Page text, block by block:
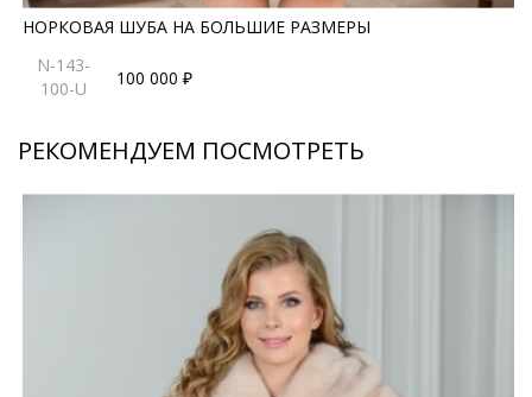
НОРКОВАЯ ШУБА НА БОЛЬШИЕ РАЗМЕРЫ
N-143-
100-U
100 000 ₽
РЕКОМЕНДУЕМ ПОСМОТРЕТЬ